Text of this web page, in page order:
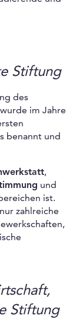
Stiftung
des
im Jahre
benannt und
,
und
ist.
zahlreiche
Stiftung